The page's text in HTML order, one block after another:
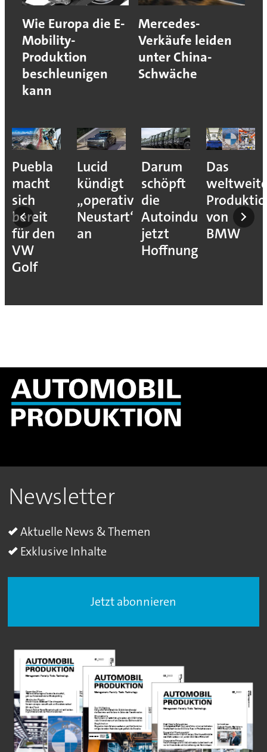
Wie Europa die E-
Mobility-
Produktion
beschleunigen
kann
Mercedes-
Verkäufe leiden
unter China-
Schwäche
Puebla
macht
sich
bereit
für den
VW
Golf
Lucid
kündigt
„operativen
Neustart“
an
Darum
schöpft
die
Autoindustrie
jetzt
Hoffnung
Das
von
BMW
Newsletter
Aktuelle News & Themen
Exklusive Inhalte
Jetzt abonnieren